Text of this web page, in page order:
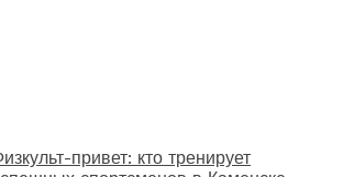
привет: кто тренирует